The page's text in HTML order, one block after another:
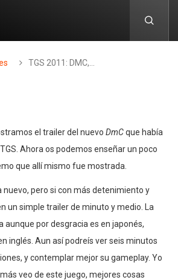
TGS 2011: DMC,…
el trailer del nuevo DmCque había
Ahora os podemos enseñar un poco
que allí mismo fue mostrada.
nuevo, pero si con más detenimiento y
un simple trailer de minuto y medio. La
por desgracia es en japonés,
inglés. Aun así podreís ver seis minutos
y contemplar mejor su gameplay. Yo
veo de este juego, mejores cosas